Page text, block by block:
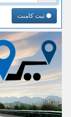
ثبت کامنت